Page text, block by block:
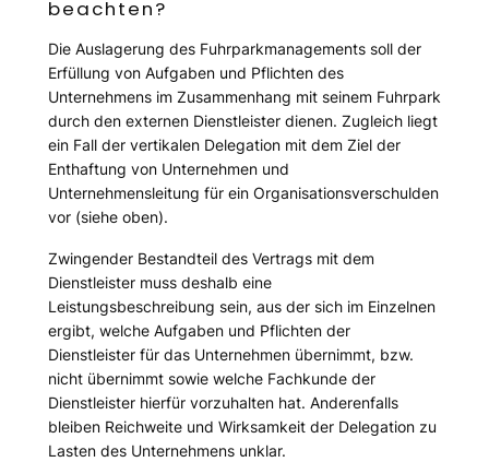
beachten?
Die Auslagerung des Fuhrparkmanagements soll der
Erfüllung von Aufgaben und Pflichten des
Unternehmens im Zusammenhang mit seinem Fuhrpark
durch den externen Dienstleister dienen. Zugleich liegt
ein Fall der vertikalen Delegation mit dem Ziel der
Enthaftung von Unternehmen und
Unternehmensleitung für ein Organisationsverschulden
vor (siehe oben).
Zwingender Bestandteil des Vertrags mit dem
Dienstleister muss deshalb eine
Leistungsbeschreibung sein, aus der sich im Einzelnen
ergibt, welche Aufgaben und Pflichten der
Dienstleister für das Unternehmen übernimmt, bzw.
nicht übernimmt sowie welche Fachkunde der
Dienstleister hierfür vorzuhalten hat. Anderenfalls
bleiben Reichweite und Wirksamkeit der Delegation zu
Lasten des Unternehmens unklar.